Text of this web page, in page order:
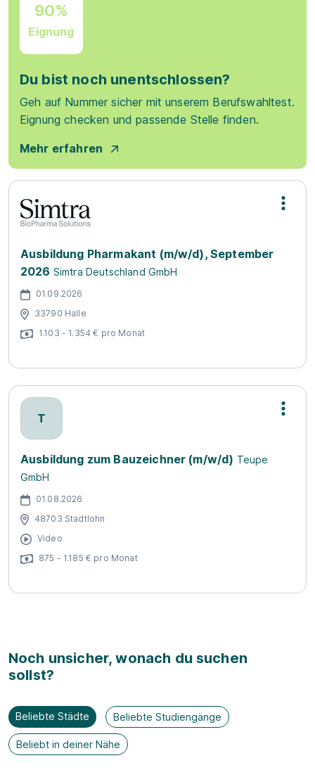
90%
Eignung
Du bist noch unentschlossen?
Geh auf Nummer sicher mit unserem Berufswahltest.
Eignung checken und passende Stelle finden.
Mehr erfahren
Ausbildung Pharmakant (m/w/d), September
2026 Simtra Deutschland GmbH
01.09.2026
33790 Halle
1.103 - 1.354 € pro Monat
T
Ausbildung zum Bauzeichner (m/w/d) Teupe
GmbH
01.08.2026
48703 Stadtlohn
Video
875 - 1.185 € pro Monat
Noch unsicher, wonach du suchen
sollst?
Beliebte Städte Beliebte Studiengänge
Beliebt in deiner Nähe